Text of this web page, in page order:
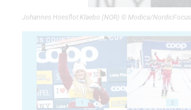
Johannes Hoesflot Klaebo (NOR) © Modica/NordicFocus
1 2